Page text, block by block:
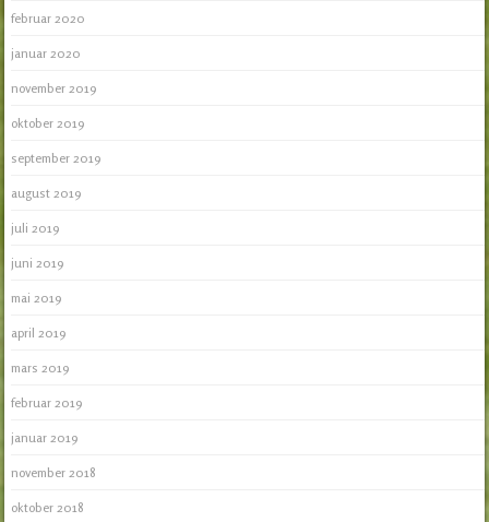
februar 2020
januar 2020
november 2019
oktober 2019
september 2019
august 2019
juli 2019
juni 2019
mai 2019
april 2019
mars 2019
februar 2019
januar 2019
november 2018
oktober 2018